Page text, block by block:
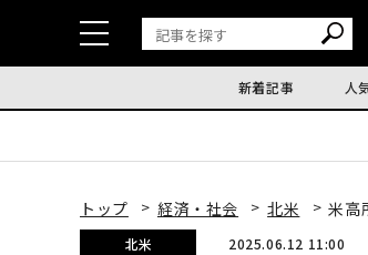
新着記事 人
トップ 経済・社会 北米 米高
北米 2025.06.12 11:00